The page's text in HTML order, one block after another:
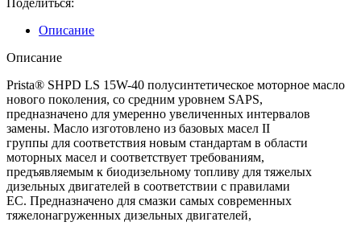
Описание
Описание
Prista® SHPD LS 15W-40 полусинтетическое моторное масло
нового поколения, со средним уровнем SAPS,
предназначено для умеренно увеличенных интервалов
замены. Масло изготовлено из базовых масел II
группы для соответствия новым стандартам в области
моторных масел и соответствует требованиям,
предъявляемым к биодизельному топливу для тяжелых
дизельных двигателей в соответствии с правилами
ЕС. Предназначено для смазки самых современных
тяжелонагруженных дизельных двигателей,